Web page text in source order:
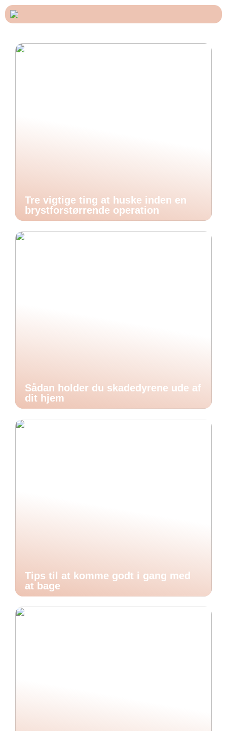
Tre vigtige ting at huske inden en
brystforstørrende operation
Sådan holder du skadedyrene ude af
dit hjem
Tips til at komme godt i gang med
at bage